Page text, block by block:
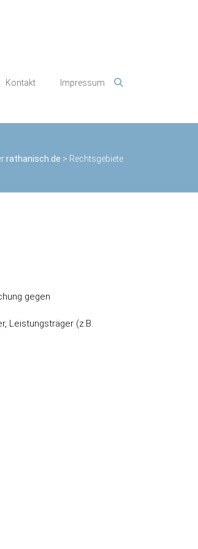
Kontakt Impressum
rathanisch.de > Rechtsgebiete
gegen
Leistungsträger (z.B.